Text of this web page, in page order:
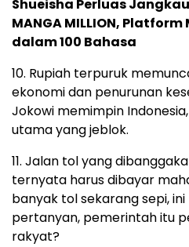
Shueisha Perluas
MANGA MILLION,
dalam 100 Bahasa
10. Rupiah terpuruk
ekonomi dan penurunan
Jokowi memimpin
utama yang jeblok.
11. Jalan tol yang
ternyata harus dibayar
banyak tol sekarang sepi,
pertanyan, pemerintah itu
rakyat?